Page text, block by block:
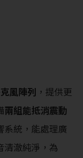
風陣列 ，提供更
兩組能抵消震動
系統，能處理廣
清澈純淨，為